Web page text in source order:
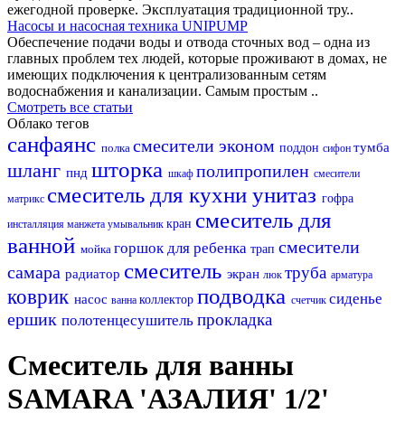
ежегодной проверке. Эксплуатация традиционной тру..
Насосы и насосная техника UNIPUMP
Обеспечение подачи воды и отвода сточных вод – одна из
главных проблем тех людей, которые проживают в домах, не
имеющих подключения к централизованным сетям
водоснабжения и канализации. Самым простым ..
Смотреть все статьи
Облако тегов
санфаянс полка смесители эконом поддон сифон тумба
шланг пнд шторка шкаф полипропилен смесители
матрикс смеситель для кухни унитаз гофра
инсталляция манжета умывальник кран смеситель для
ванной мойка горшок для ребенка трап смесители
самара радиатор смеситель экран люк труба арматура
коврик насос ванна коллектор подводка счетчик сиденье
ершик полотенцесушитель прокладка
Смеситель для ванны
SAMARA 'АЗАЛИЯ' 1/2'